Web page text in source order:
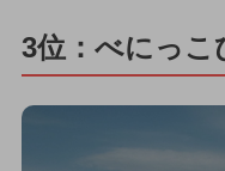
3位：べにっこ